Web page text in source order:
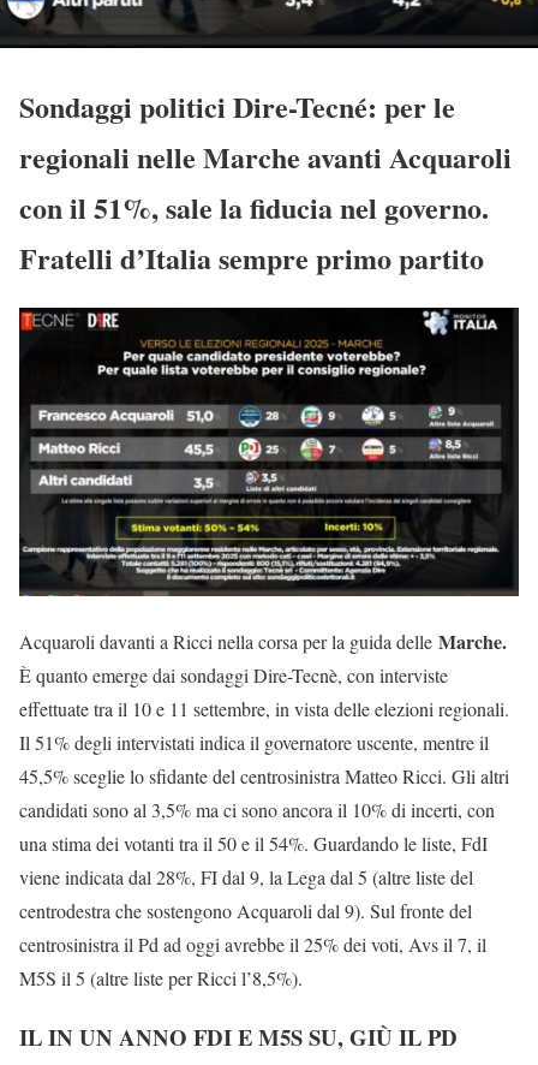
Sondaggi politici Dire-Tecné: per le
regionali nelle Marche avanti Acquaroli
con il 51%, sale la fiducia nel governo.
Fratelli d’Italia sempre primo partito
Acquaroli davanti a Ricci nella corsa per la guida delle Marche.
È quanto emerge dai sondaggi Dire-Tecnè, con interviste
effettuate tra il 10 e 11 settembre, in vista delle elezioni regionali.
Il 51% degli intervistati indica il governatore uscente, mentre il
45,5% sceglie lo sfidante del centrosinistra Matteo Ricci. Gli altri
candidati sono al 3,5% ma ci sono ancora il 10% di incerti, con
una stima dei votanti tra il 50 e il 54%. Guardando le liste, FdI
viene indicata dal 28%, FI dal 9, la Lega dal 5 (altre liste del
centrodestra che sostengono Acquaroli dal 9). Sul fronte del
centrosinistra il Pd ad oggi avrebbe il 25% dei voti, Avs il 7, il
M5S il 5 (altre liste per Ricci l’8,5%).
IL IN UN ANNO FDI E M5S SU, GIÙ IL PD